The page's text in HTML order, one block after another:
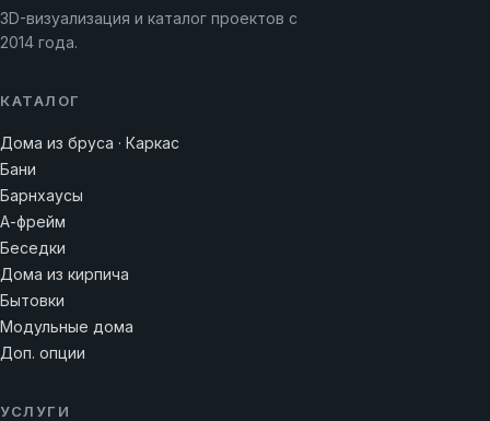
3D-визуализация и каталог проектов с
2014 года.
КАТАЛОГ
Дома из бруса · Каркас
Бани
Барнхаусы
А-фрейм
Беседки
Дома из кирпича
Бытовки
Модульные дома
Доп. опции
УСЛУГИ